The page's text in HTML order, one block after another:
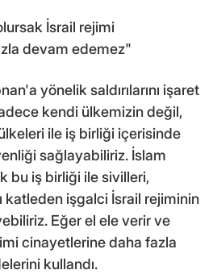
İsrail rejimi
devam edemez"
yönelik saldırılarını işaret
kendi ülkemizin değil,
ile iş birliği içerisinde
sağlayabiliriz. İslam
bu iş birliği ile sivilleri,
katleden işgalci İsrail rejiminin
Eğer el ele verir ve
cinayetlerine daha fazla
kullandı.